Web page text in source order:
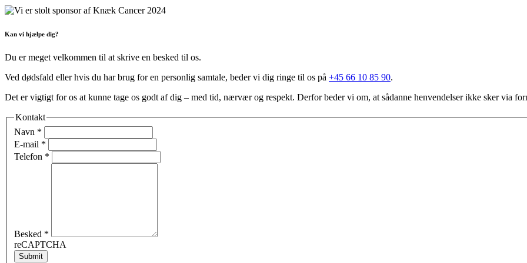
Kan vi hjælpe dig?
Du er meget velkommen til at skrive en besked til os.
Ved dødsfald eller hvis du har brug for en personlig samtale, beder vi dig ringe til os på +45 66 10 85 90.
Det er vigtigt for os at kunne tage os godt af dig – med tid, nærvær og respekt. Derfor beder vi om, at sådanne henvendelser ikke sker via
Kontakt
Navn *
E-mail *
Telefon *
Besked *
reCAPTCHA
Submit